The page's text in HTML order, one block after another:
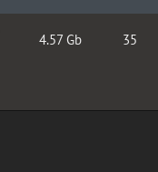
4.57 Gb 35